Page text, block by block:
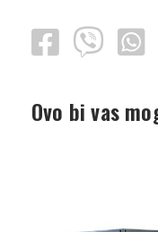
Ovo bi vas